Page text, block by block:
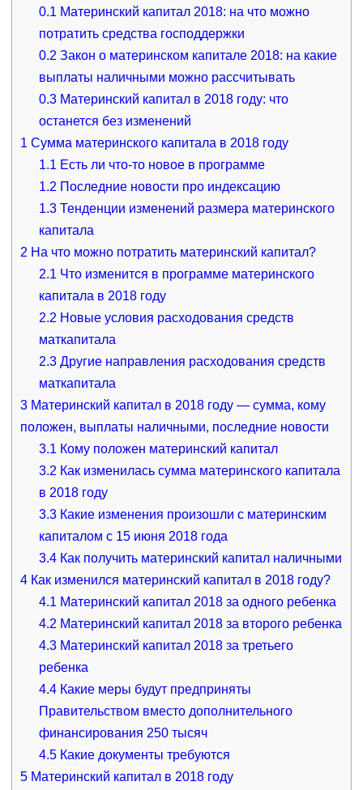
0.1 Материнский капитал 2018: на что можно
потратить средства господдержки
0.2 Закон о материнском капитале 2018: на какие
выплаты наличными можно рассчитывать
0.3 Материнский капитал в 2018 году: что
останется без изменений
1 Сумма материнского капитала в 2018 году
1.1 Есть ли что-то новое в программе
1.2 Последние новости про индексацию
1.3 Тенденции изменений размера материнского
капитала
2 На что можно потратить материнский капитал?
2.1 Что изменится в программе материнского
капитала в 2018 году
2.2 Новые условия расходования средств
маткапитала
2.3 Другие направления расходования средств
маткапитала
3Материнский капитал в 2018 году — сумма, кому
положен, выплаты наличными, последние новости
3.1 Кому положен материнский капитал
3.2 Как изменилась сумма материнского капитала
в 2018 году
3.3 Какие изменения произошли с материнским
капиталом с 15 июня 2018 года
3.4 Как получить материнский капитал наличными
4Как изменился материнский капитал в 2018 году?
4.1 Материнский капитал 2018 за одного ребенка
4.2 Материнский капитал 2018 за второго ребенка
4.3 Материнский капитал 2018 за третьего
ребенка
4.4 Какие меры будут предприняты
Правительством вместо дополнительного
финансирования 250 тысяч
4.5 Какие документы требуются
5Материнский капитал в 2018 году